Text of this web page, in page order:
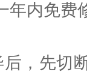
年内免费
先切断